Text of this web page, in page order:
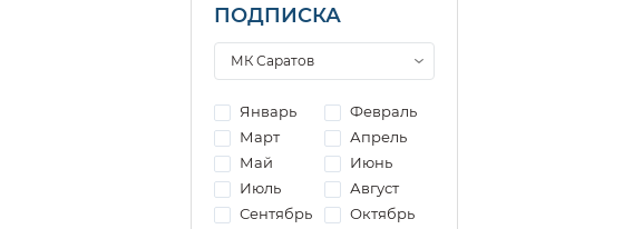
ПОДПИСКА
Январь
Февраль
Март
Апрель
Май
Июнь
Июль
Август
Сентябрь
Октябрь